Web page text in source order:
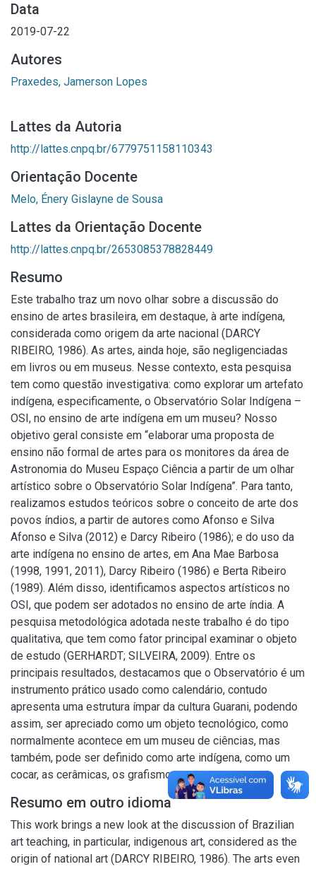
Data
2019-07-22
Autores
Praxedes, Jamerson Lopes
Lattes da Autoria
http://lattes.cnpq.br/6779751158110343
Orientação Docente
Melo, Énery Gislayne de Sousa
Lattes da Orientação Docente
http://lattes.cnpq.br/2653085378828449
Resumo
Este trabalho traz um novo olhar sobre a discussão do
ensino de artes brasileira, em destaque, à arte indígena,
considerada como origem da arte nacional (DARCY
RIBEIRO, 1986). As artes, ainda hoje, são negligenciadas
em livros ou em museus. Nesse contexto, esta pesquisa
tem como questão investigativa: como explorar um artefato
indígena, especificamente, o Observatório Solar Indígena –
OSI, no ensino de arte indígena em um museu? Nosso
objetivo geral consiste em “elaborar uma proposta de
ensino não formal de artes para os monitores da área de
Astronomia do Museu Espaço Ciência a partir de um olhar
artístico sobre o Observatório Solar Indígena”. Para tanto,
realizamos estudos teóricos sobre o conceito de arte dos
povos índios, a partir de autores como Afonso e Silva
Afonso e Silva (2012) e Darcy Ribeiro (1986); e do uso da
arte indígena no ensino de artes, em Ana Mae Barbosa
(1998, 1991, 2011), Darcy Ribeiro (1986) e Berta Ribeiro
(1989). Além disso, identificamos aspectos artísticos no
OSI, que podem ser adotados no ensino de arte índia. A
pesquisa metodológica adotada neste trabalho é do tipo
qualitativa, que tem como fator principal examinar o objeto
de estudo (GERHARDT; SILVEIRA, 2009). Entre os
principais resultados, destacamos que o Observatório é um
instrumento prático usado como calendário, contudo
apresenta uma estrutura ímpar da cultura Guarani, podendo
assim, ser apreciado como um objeto tecnológico, como
normalmente acontece em um museu de ciências, mas
também, pode ser definido como arte indígena, como um
cocar, as cerâmicas, os grafismos, entre outros.
Resumo em outro idioma
This work brings a new look at the discussion of Brazilian
art teaching, in particular, indigenous art, considered as the
origin of national art (DARCY RIBEIRO, 1986). The arts even